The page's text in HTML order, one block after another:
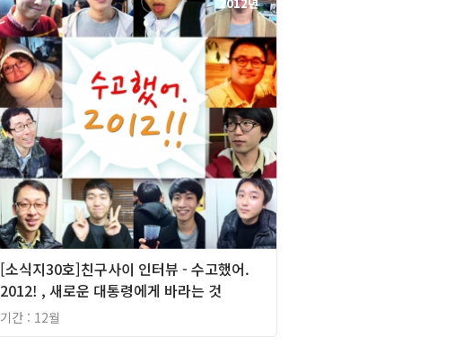
[소식지30호]친구사이 인터뷰 - 수고했어.
2012! , 새로운 대통령에게 바라는 것
기간 : 12월